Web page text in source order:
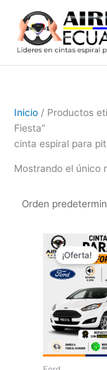
contenido
Inicio / Productos
Fiesta”
cinta espiral para
Mostrando el único
¡Oferta!
precio
era: